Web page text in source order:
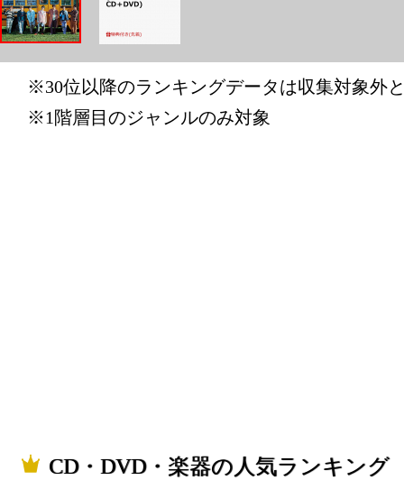
グ：30位
※30位以降のランキングデータは収集対象外
※1階層目のジャンルのみ対象
CD・DVD・楽器の人気ランキング